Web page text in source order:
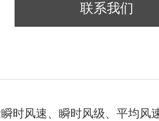
联系我们
时风速、瞬时风级、平均风